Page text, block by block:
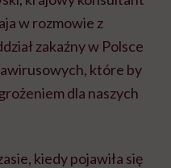
w rozmowie z
zakaźny w Polsce
które by
dla naszych
kiedy pojawiła się